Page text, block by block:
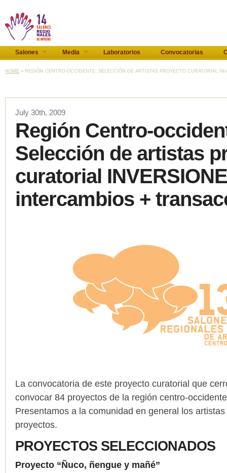
Salones Media Laboratorios Convocatorias
HOME » REGIÓN CENTRO-OCCIDENTE: SELECCIÓN DE ARTISTAS PROYECTO CURATORIAL
July 30th, 2009
Región Centro-
Selección de artistas
curatorial
intercambios +
La convocatoria de este proyecto curatorial que
convocar 84 proyectos de la región centro-
Presentamos a la comunidad en general los
proyectos.
PROYECTOS SELECCIONADOS
Proyecto “Ñuco, ñengue y mañé”